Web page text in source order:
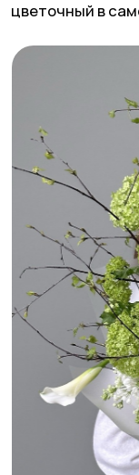
Rossá. Фото: сайт Rossá
Небольшие
собрать красивый
ВО ИМЯ РОЗЫ
Сеть магазиновв центре
Доставка: есть, с 09:00 до